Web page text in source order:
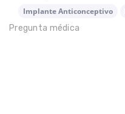
Implante Anticonceptivo
Pregunta médica